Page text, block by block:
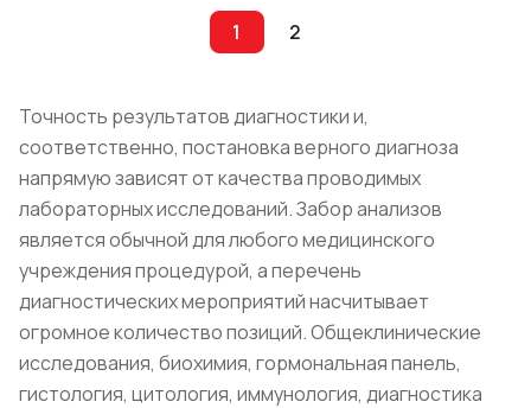
1 2
Точность результатов диагностики и,
соответственно, постановка верного диагноза
напрямую зависят от качества проводимых
лабораторных исследований. Забор анализов
является обычной для любого медицинского
учреждения процедурой, а перечень
диагностических мероприятий насчитывает
огромное количество позиций. Общеклинические
исследования, биохимия, гормональная панель,
гистология, цитология, иммунология, диагностика